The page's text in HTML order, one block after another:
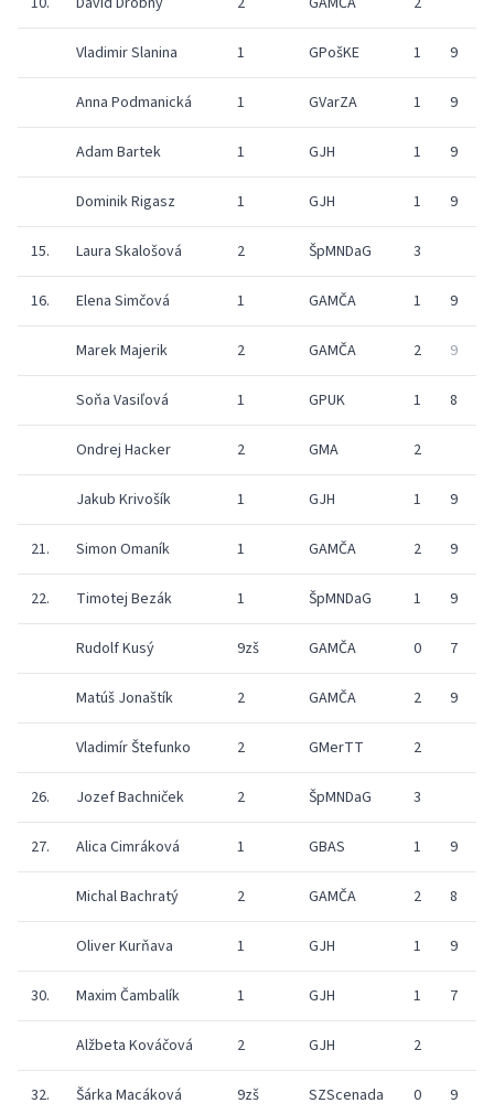
Vladimir Slanina 1 GPošKE 1 9
Anna Podmanická 1 GVarZA 1 9
Adam Bartek 1 GJH 1 9
Dominik Rigasz 1 GJH 1 9
15. Laura Skalošová 2 ŠpMNDaG 3
16. Elena Simčová 1 GAMČA 1 9
Marek Majerik 2 GAMČA 2 9
Soňa Vasiľová 1 GPUK 1 8
Ondrej Hacker 2 GMA 2
Jakub Krivošík 1 GJH 1 9
21. Simon Omaník 1 GAMČA 2 9
22. Timotej Bezák 1 ŠpMNDaG 1 9
Rudolf Kusý 9zš GAMČA 0 7
Matúš Jonaštík 2 GAMČA 2 9
Vladimír Štefunko 2 GMerTT 2
26. Jozef Bachniček 2 ŠpMNDaG 3
27. Alica Cimráková 1 GBAS 1 9
Michal Bachratý 2 GAMČA 2 8
Oliver Kurňava 1 GJH 1 9
30. Maxim Čambalík 1 GJH 1 7
Alžbeta Kováčová 2 GJH 2
32. Šárka Macáková 9zš SZScenada 0 9